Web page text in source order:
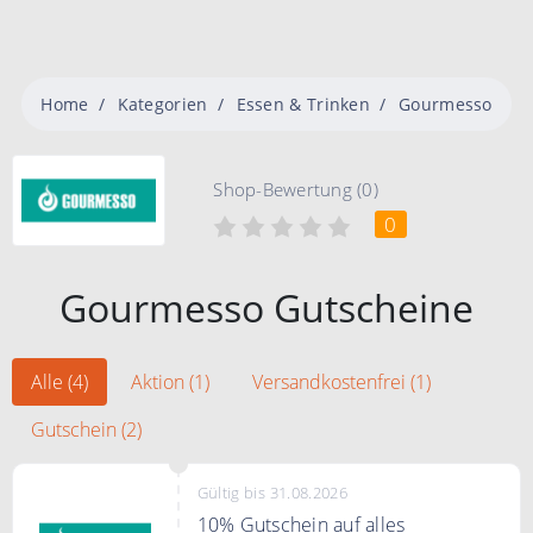
Home Kategorien Essen & Trinken Gourmesso
Shop-Bewertung (0)
0
Gourmesso Gutscheine
Alle (4) Aktion (1)
Versandkostenfrei (1)
Gutschein (2)
Gültig bis 31.08.2026
10% Gutschein auf alles